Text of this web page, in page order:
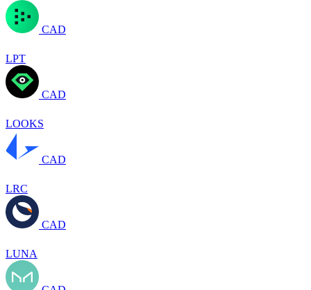
CAD
LPT
CAD
LOOKS
CAD
LRC
CAD
LUNA